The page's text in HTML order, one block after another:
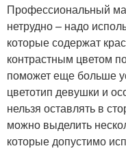
Профессиональный
нетрудно – надо
которые содержат
контрастным цветом
поможет еще больше
цветотип девушки и
нельзя оставлять в
можно выделить
которые допустимо